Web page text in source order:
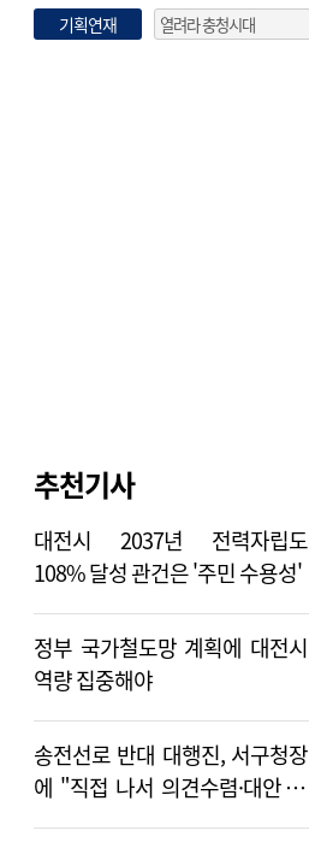
기획연재
추천기사
대전시 2037년 전력자립도
108% 달성 관건은 '주민 수용성'
정부 국가철도망 계획에 대전시
역량 집중해야
송전선로 반대 대행진, 서구청장
에 "직접 나서 의견수렴·대안 제
시해야"